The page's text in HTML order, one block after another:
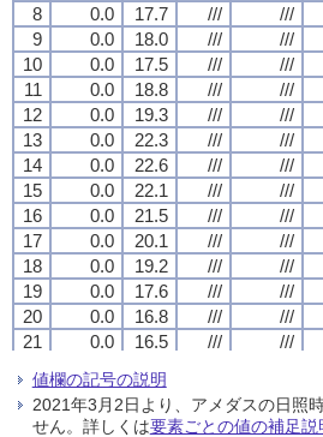
8
0.0 17.7 /// ///
9
0.0 18.0 /// ///
10
0.0 17.5 /// ///
11
0.0 18.8 /// ///
12
0.0 19.3 /// ///
13
0.0 22.3 /// ///
14
0.0 22.6 /// ///
15
0.0 22.1 /// ///
16
0.0 21.5 /// ///
17
0.0 20.1 /// ///
18
0.0 19.2 /// ///
19
0.0 17.6 /// ///
20
0.0 16.8 /// ///
21
0.0 16.5 /// ///
16.4
23
0.0 16.3
24
0.0 16.1 /// ///
8
0.0 17.7 /// ///
9
0.0 18.0 /// ///
10
0.0 17.5 /// ///
11
0.0 18.8 /// ///
12
0.0 19.3 /// ///
13
0.0 22.3 /// ///
14
0.0 22.6 /// ///
15
0.0 22.1 /// ///
16
0.0 21.5 /// ///
17
0.0 20.1 /// ///
18
0.0 19.2 /// ///
19
0.0 17.6 /// ///
20
0.0 16.8 /// ///
21
0.0 16.5 /// ///
16.4
23
0.0 16.3
24
0.0 16.1 /// ///
8
0.0 17.7 /// ///
9
0.0 18.0 /// ///
10
0.0 17.5 /// ///
11
0.0 18.8 /// ///
12
0.0 19.3 /// ///
13
0.0 22.3 /// ///
14
0.0 22.6 /// ///
15
0.0 22.1 /// ///
16
0.0 21.5 /// ///
17
0.0 20.1 /// ///
18
0.0 19.2 /// ///
19
0.0 17.6 /// ///
20
0.0 16.8 /// ///
21
0.0 16.5 /// ///
16.4
23
0.0 16.3
24
0.0 16.1 /// ///
8
0.0 17.7 /// ///
9
0.0 18.0 /// ///
10
0.0 17.5 /// ///
11
0.0 18.8 /// ///
12
0.0 19.3 /// ///
13
0.0 22.3 /// ///
14
0.0 22.6 /// ///
15
0.0 22.1 /// ///
16
0.0 21.5 /// ///
17
0.0 20.1 /// ///
18
0.0 19.2 /// ///
19
0.0 17.6 /// ///
20
0.0 16.8 /// ///
21
0.0 16.5 /// ///
16.4
23
0.0 16.3
24
0.0 16.1 /// ///
値欄の記号の説明
2021年3月2日より、アメダスの日照
せん。詳しくは要素ごとの値の補足説